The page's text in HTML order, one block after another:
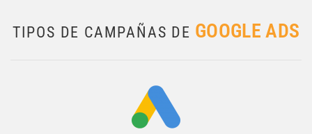
TIPOS DE CAMPAÑAS DE GOOGLE ADS